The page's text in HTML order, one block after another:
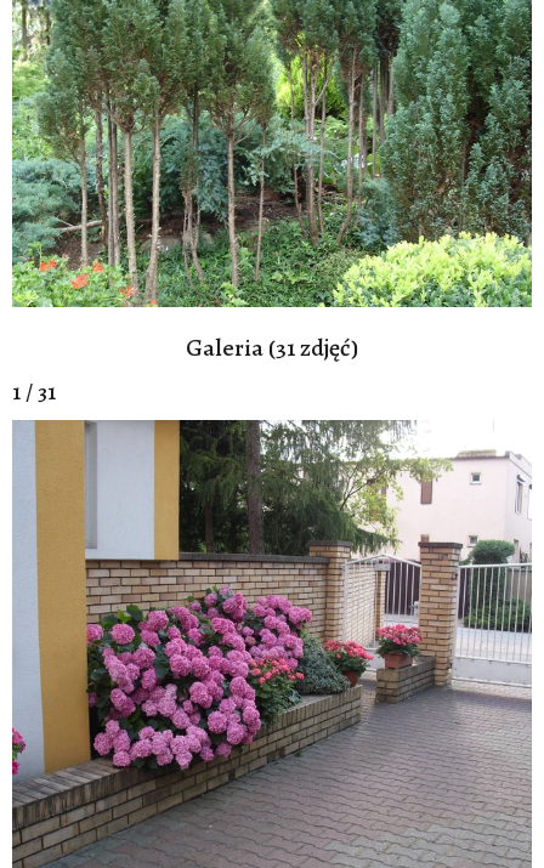
Galeria (31 zdjęć)
1 / 31